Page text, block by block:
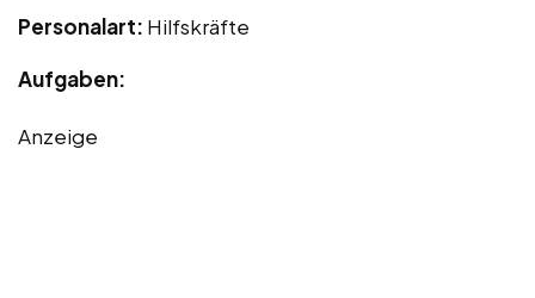
Personalart: Hilfskräfte
Aufgaben:
Anzeige